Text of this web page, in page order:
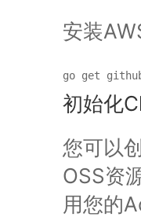
安装
初始化
您可以
OSS资
用您的